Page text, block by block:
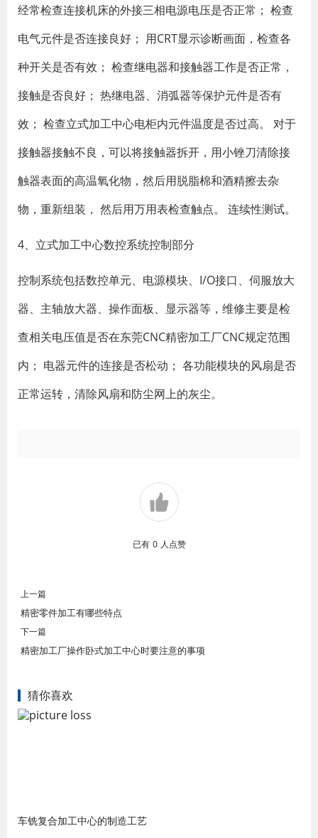
经常检查连接机床的外接三相电源电压是否正常； 检查
电气元件是否连接良好； 用CRT显示诊断画面，检查各
种开关是否有效； 检查继电器和接触器工作是否正常，
接触是否良好； 热继电器、消弧器等保护元件是否有
效； 检查立式加工中心电柜内元件温度是否过高。 对于
接触器接触不良，可以将接触器拆开，用小锉刀清除接
触器表面的高温氧化物，然后用脱脂棉和酒精擦去杂
物，重新组装， 然后用万用表检查触点。 连续性测试。
4、立式加工中心数控系统控制部分
控制系统包括数控单元、电源模块、I/O接口、伺服放大
器、主轴放大器、操作面板、显示器等，维修主要是检
查相关电压值是否在东莞CNC精密加工厂CNC规定范围
内； 电器元件的连接是否松动； 各功能模块的风扇是否
正常运转，清除风扇和防尘网上的灰尘。
已有 0 人点赞
上一篇
精密零件加工有哪些特点
下一篇
精密加工厂操作卧式加工中心时要注意的事项
猜你喜欢
车铣复合加工中心的制造工艺